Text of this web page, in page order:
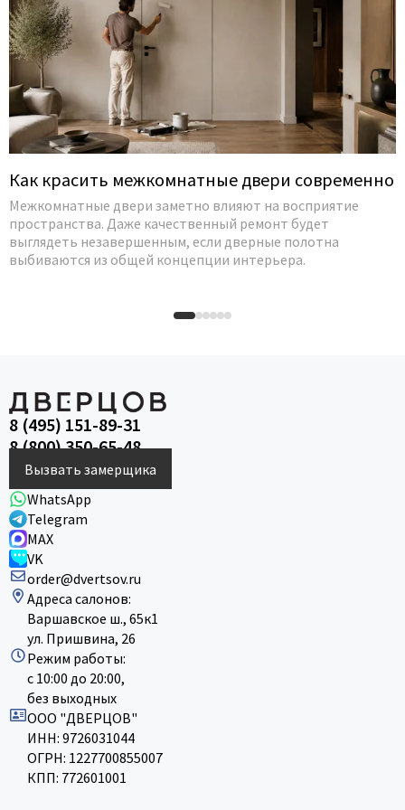
Как красить межкомнатные двери современно
Межкомнатные двери заметно влияют на восприятие
пространства. Даже качественный ремонт будет
выглядеть незавершенным, если дверные полотна
выбиваются из общей концепции интерьера.
8 (495) 151-89-31
8 (800) 350-65-48
Вызвать замерщика
WhatsApp
Telegram
MAX
VK
order@dvertsov.ru
Адреса салонов:
Варшавское ш., 65к1
ул. Пришвина, 26
Режим работы:
с 10:00 до 20:00,
без выходных
ООО "ДВЕРЦОВ"
ИНН: 9726031044
ОГРН: 1227700855007
КПП: 772601001